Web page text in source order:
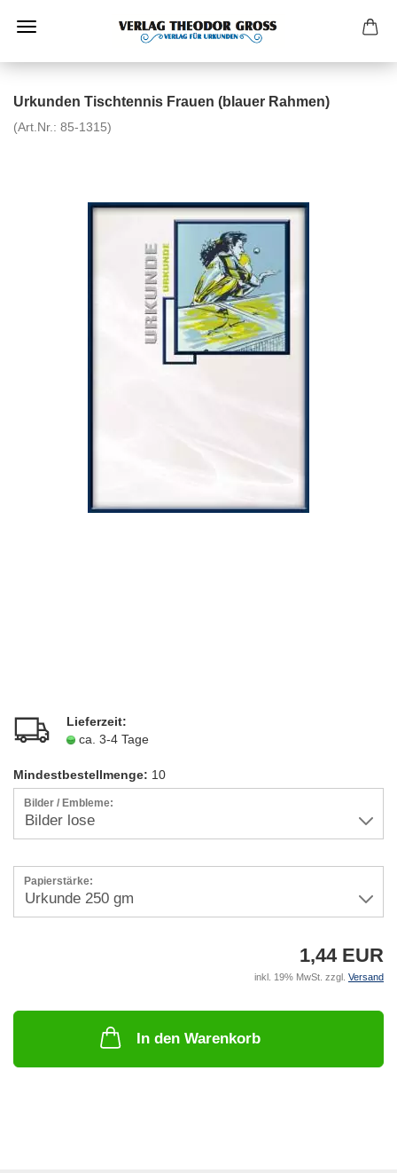
Urkunden Tischtennis Frauen (blauer Rahmen)
(Art.Nr.: 85-1315)
Lieferzeit:
ca. 3-4 Tage
Mindestbestellmenge: 10
Bilder / Embleme:
Papierstärke:
1,44 EUR
inkl. 19% MwSt. zzgl. Versand
In den Warenkorb